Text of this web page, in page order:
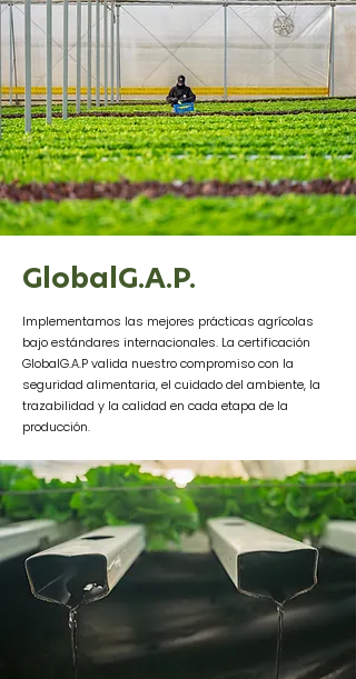
GlobalG.A.P.
Implementamos las mejores prácticas agrícolas
bajo estándares internacionales. La certificación
GlobalG.A.P valida nuestro compromiso con la
seguridad alimentaria, el cuidado del ambiente, la
trazabilidad y la calidad en cada etapa de la
producción.